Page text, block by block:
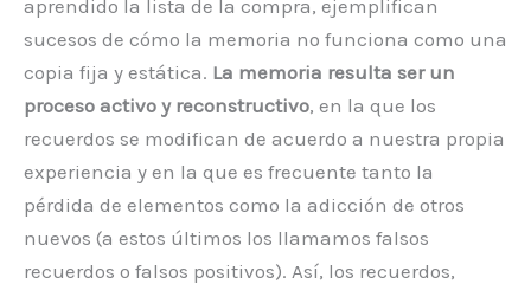
aprendido la lista de la compra, ejemplifican
sucesos de cómo la memoria no funciona como una
copia fija y estática. La memoria resulta ser un
proceso activo y reconstructivo, en la que los
recuerdos se modifican de acuerdo a nuestra propia
experiencia y en la que es frecuente tanto la
pérdida de elementos como la adicción de otros
nuevos (a estos últimos los llamamos falsos
recuerdos o falsos positivos). Así, los recuerdos,